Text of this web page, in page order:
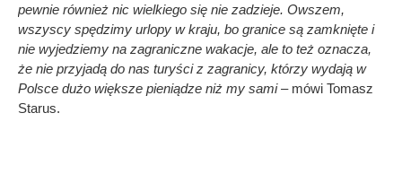
pewnie również nic wielkiego się nie zadzieje. Owszem,
wszyscy spędzimy urlopy w kraju, bo granice są zamknięte i
nie wyjedziemy na zagraniczne wakacje, ale to też oznacza,
że nie przyjadą do nas turyści z zagranicy, którzy wydają w
Polsce dużo większe pieniądze niż my sami –mówi Tomasz
Starus.